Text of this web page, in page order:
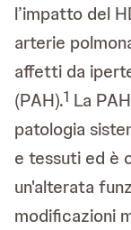
l’impatto del
arterie
affetti da
(PAH).1 La
patologia
e tessuti ed è
un'alterata
modificazioni